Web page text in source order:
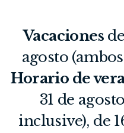
Vacaciones
agosto
Horario de
31 de
inclusive), de